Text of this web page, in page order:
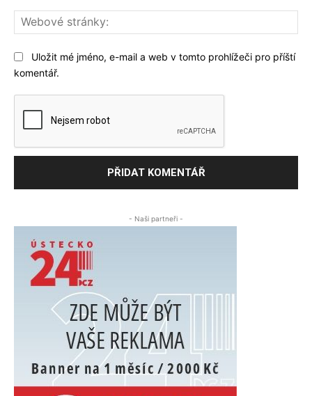
Uložit mé jméno, e-mail a web v tomto prohlížeči pro příští
komentář.
- Naši partneři -